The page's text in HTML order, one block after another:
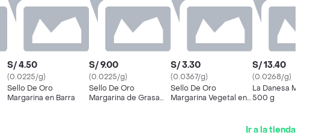
S/ 4.50
(0.0225/g)
Sello De Oro
Margarina en Barra
S/ 9.00
(0.0225/g)
Sello De Oro
Margarina de Grasa
S/ 3.30
(0.0367/g)
Sello De Oro
Margarina Vegetal en
S/ 13.40
(0.0268/g)
La Danesa
500 g
Ir a la tienda